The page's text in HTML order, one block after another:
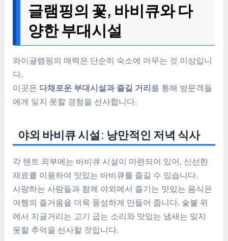
글램핑의 꽃, 바비큐와 다
양한 부대시설
와이글램핑의 매력은 단순히 숙소에 머무는 것 이상입니
다.
이곳은 다채로운 부대시설과 즐길 거리를 통해 방문객들
에게 잊지 못할 경험을 선사합니다.
야외 바비큐 시설: 낭만적인 저녁 식사
각 텐트 외부에는 바비큐 시설이 마련되어 있어, 신선한
재료를 이용하여 맛있는 바비큐를 즐길 수 있습니다.
사랑하는 사람들과 함께 야외에서 즐기는 맛있는 음식은
여행의 즐거움을 더욱 풍성하게 만들어 줍니다. 숯불 위
에서 지글거리는 고기 굽는 소리와 맛있는 냄새는 잊지
못할 추억을 선사할 것입니다.